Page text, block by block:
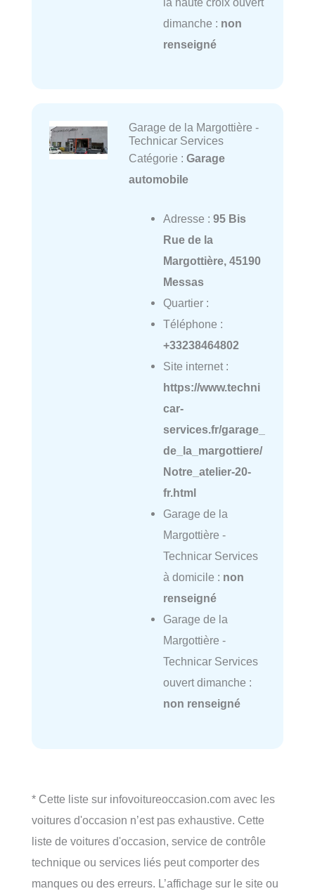
dimanche : non
renseigné
Garage de la Margottière -
Technicar Services
Catégorie : Garage
automobile
Adresse : 95 Bis
Rue de la
Margottière, 45190
Messas
Quartier :
Téléphone :
+33238464802
Site internet :
https://www.techni
car-
services.fr/garage_
de_la_margottiere/
Notre_atelier-20-
fr.html
Garage de la
Margottière -
Technicar Services
à domicile : non
renseigné
Garage de la
Margottière -
Technicar Services
ouvert dimanche :
non renseigné
* Cette liste sur infovoitureoccasion.com avec les
voitures d'occasion n’est pas exhaustive. Cette
liste de voitures d'occasion, service de contrôle
technique ou services liés peut comporter des
manques ou des erreurs. L’affichage sur le site ou